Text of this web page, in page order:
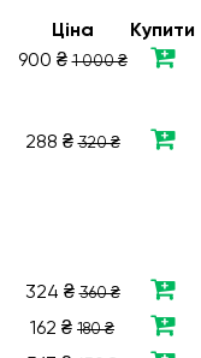
Ціна
Купити
900 ₴1 000 ₴
288 ₴320 ₴
324 ₴360 ₴
162 ₴ 180 ₴